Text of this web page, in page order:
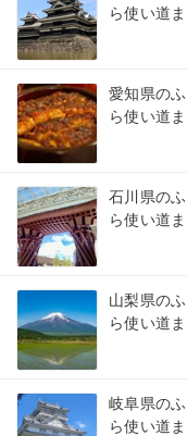
ら使い道
愛知県の
ら使い道
石川県の
ら使い道
山梨県の
ら使い道
岐阜県の
ら使い道